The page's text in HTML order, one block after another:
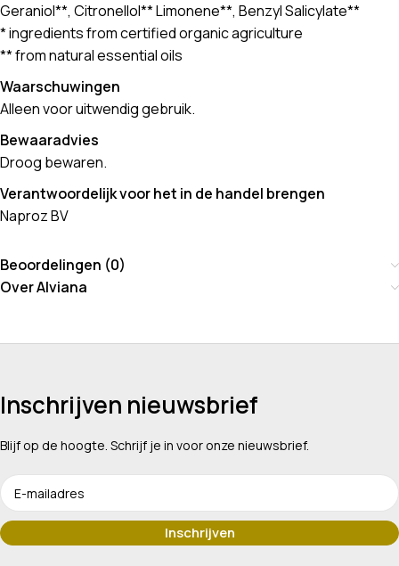
Geraniol**, Citronellol** Limonene**, Benzyl Salicylate**
* ingredients from certified organic agriculture
** from natural essential oils
Waarschuwingen
Alleen voor uitwendig gebruik.
Bewaaradvies
Droog bewaren.
Verantwoordelijk voor het in de handel brengen
Naproz BV
Beoordelingen (0)
Over Alviana
Inschrijven nieuwsbrief
Blijf op de hoogte. Schrijf je in voor onze nieuwsbrief.